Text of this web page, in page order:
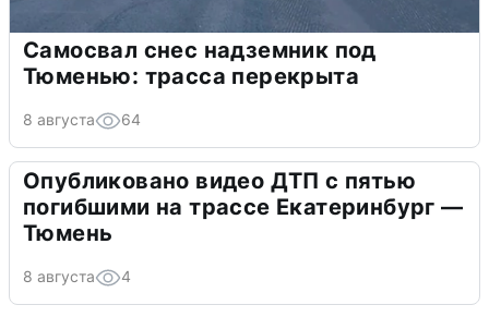
Самосвал снес надземник под
Тюменью: трасса перекрыта
8 августа 64
Опубликовано видео ДТП с пятью
погибшими на трассе Екатеринбург —
Тюмень
8 августа 4